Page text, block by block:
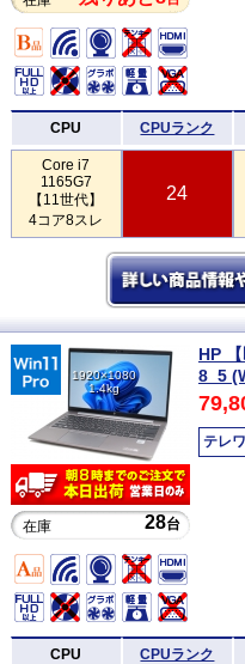
CPU CPUランク
Core i7
1165G7
【11世代】
4コア8スレ
24
1920×1080
1.4kg
在庫 28台
HP
8_5
テレ
CPU CPUランク